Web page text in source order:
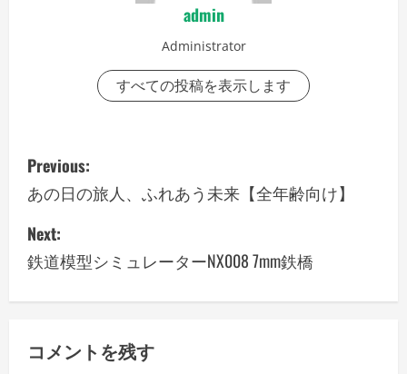
admin
Administrator
すべての投稿を表示します
P
o
s
t
n
a
Previous:
あの日の旅人、ふれあう未来【全年齢向け】
Next:
鉄道模型シミュレーターNX008 7mm鉄橋
コメントを残す